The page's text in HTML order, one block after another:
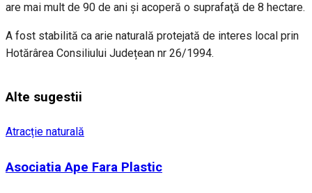
are mai mult de 90 de ani şi acoperă o suprafaţă de 8 hectare.
A fost stabilită ca arie naturală protejată de interes local prin
Hotărârea Consiliului Județean nr 26/1994.
Alte sugestii
Atracție naturală
Asociatia Ape Fara Plastic